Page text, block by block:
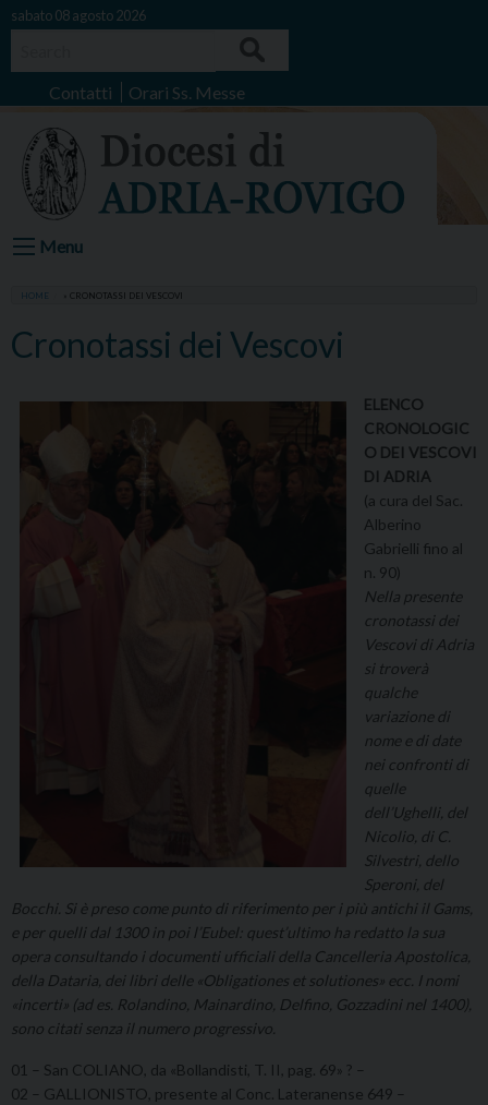
Skip
sabato 08 agosto 2026
Contatti Orari Ss. Messe
Menu
HOME CRONOTASSI DEI VESCOVI
Cronotassi dei Vescovi
ELENCO
CRONOLOGIC
O DEI VESCOVI
DI ADRIA
(a cura del Sac.
Alberino
Gabrielli fino al
n. 90)
Nella presente
cronotassi dei
Vescovi di Adria
si troverà
qualche
variazione di
nome e di date
nei confronti di
quelle
dell’Ughelli, del
Nicolio, di C.
Silvestri, dello
Speroni, del
Bocchi. Si è preso come punto di riferimento per i più antichi il Gams,
e per quelli dal 1300 in poi l’Eubel: quest’ultimo ha redatto la sua
opera consultando i documenti ufficiali della Cancelleria Apostolica,
della Dataria, dei libri delle «Obligationes et solutiones» ecc. I nomi
«incerti» (ad es. Rolandino, Mainardino, Delfino, Gozzadini nel 1400),
sono citati senza il numero progressivo.
01 – San COLIANO, da «Bollandisti, T. II, pag. 69» ? –
02 – GALLIONISTO, presente al Conc. Lateranense 649 –